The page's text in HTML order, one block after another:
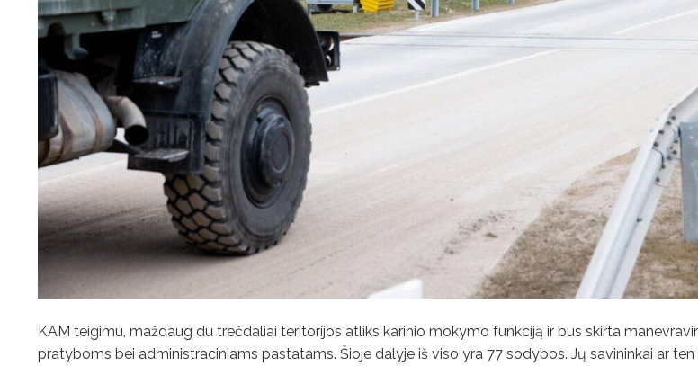
KAM teigimu, maždaug du trečdaliai teritorijos atliks karinio mokymo funkciją ir bus skirta
pratyboms bei administraciniams pastatams. Šioje dalyje iš viso yra 77 sodybos. Jų savininkai ar ten